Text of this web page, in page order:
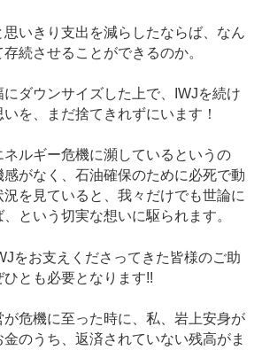
いきり支出を減らしたならば、なん
続させることができるのか。
ダウンサイズした上で、IWJを続け
を、まだ捨てきれずにいます！
ルギー危機に瀕しているというの
がなく、石油確保のために必死で動
を見ていると、我々だけでも世論に
という切実な想いに駆られます。
をお支えくださってきた皆様のご助
とも必要となります!!
危機に至った時に、私、岩上安身が
のうち、返済されていない残高がま